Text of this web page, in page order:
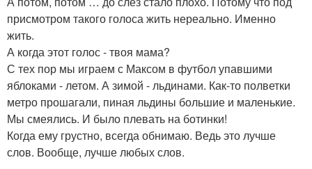
присмотром такого голоса жить нереально. Именно
жить.
А когда этот голос - твоя мама?
С тех пор мы играем с Максом в футбол упавшими
яблоками - летом. А зимой - льдинами. Как-то полветки
метро прошагали, пиная льдины большие и маленькие.
Мы смеялись. И было плевать на ботинки!
Когда ему грустно, всегда обнимаю. Ведь это лучше
слов. Вообще, лучше любых слов.